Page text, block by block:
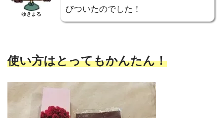
ゆきまる
びついたのでした！
使い方はとってもかんたん！